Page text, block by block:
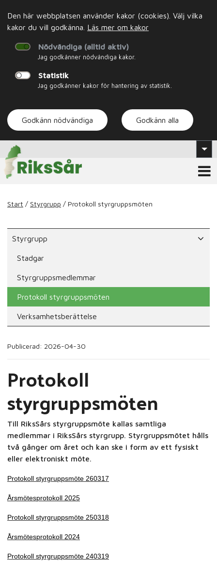
Den här webbplatsen använder kakor (cookies). Välj vilka
kakor du vill godkänna. Läs mer om kakor
Nödvändiga (alltid aktiv)
Jag godkänner nödvändiga kakor.
Statistik
Jag godkänner kakor för hantering av statistik.
Godkänn nödvändiga Godkänn alla
Start / Styrgrupp / Protokoll styrgruppsmöten
Styrgrupp
Stadgar
Styrgruppsmedlemmar
Protokoll styrgruppsmöten
Verksamhetsberättelse
Publicerad: 2026-04-30
Protokoll
styrgruppsmöten
Till RiksSårs styrgruppsmöte kallas samtliga
medlemmar i RiksSårs styrgrupp. Styrgruppsmötet hålls
två gånger om året och kan ske i form av ett fysiskt
eller elektroniskt möte.
Protokoll styrgruppsmöte 260317
Årsmötesprotokoll 2025
Protokoll styrgruppsmöte 250318
Årsmötesprotokoll 2024
Protokoll styrgruppsmöte 240319